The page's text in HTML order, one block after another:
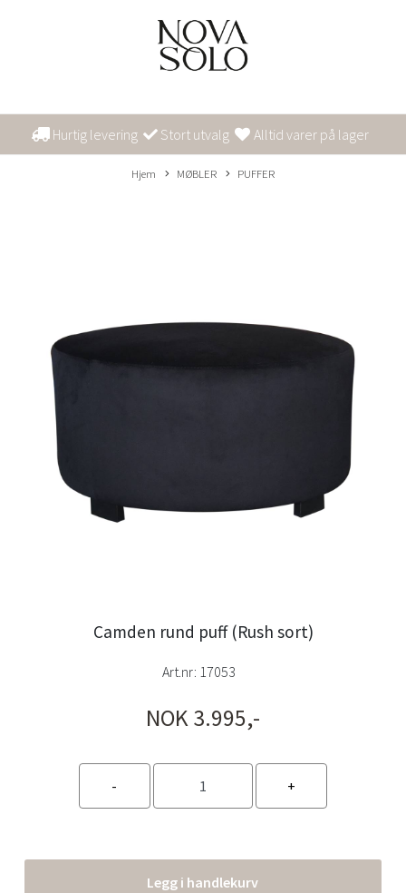
Hurtig levering Stort utvalg Alltid varer på lager
Hjem MØBLER PUFFER
Camden rund puff (Rush sort)
Art.nr: 17053
NOK 3.995,-
Legg i handlekurv